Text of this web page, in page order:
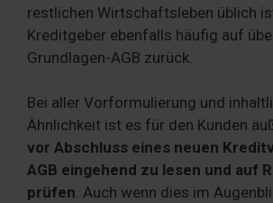
restlichen Wirtschaftsleben üblich
Kreditgeber ebenfalls häufig auf
Grundlagen-AGB zurück.
Bei aller Vorformulierung und
Ähnlichkeit ist es für den Kunden
vor Abschluss eines neuen
AGB eingehend zu lesen und auf
prüfen. Auch wenn dies im